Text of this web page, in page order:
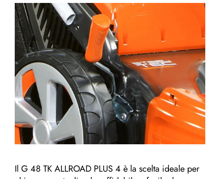
Il G 48 TK ALLROAD PLUS 4 è la scelta ideale per